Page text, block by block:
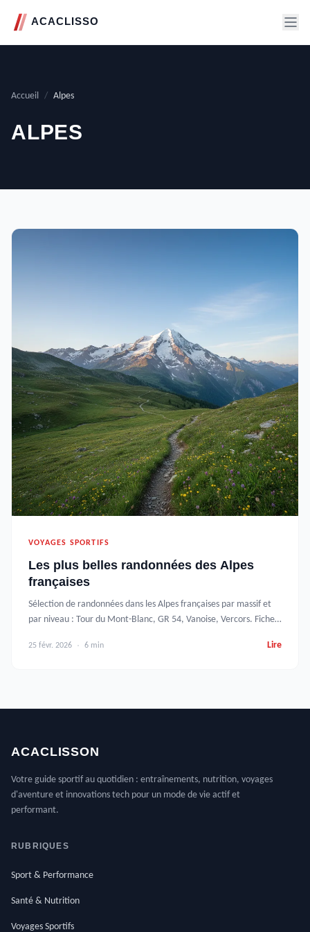
Accueil / Alpes
ALPES
VOYAGES SPORTIFS
Les plus belles randonnées des Alpes
françaises
Sélection de randonnées dans les Alpes françaises par massif et
par niveau : Tour du Mont-Blanc, GR 54, Vanoise, Vercors. Fiches
25 févr. 2026 6 min Lire
ACACLISSON
Votre guide sportif au quotidien : entraînements, nutrition, voyages
d'aventure et innovations tech pour un mode de vie actif et
performant.
RUBRIQUES
Sport & Performance
Santé & Nutrition
Voyages Sportifs